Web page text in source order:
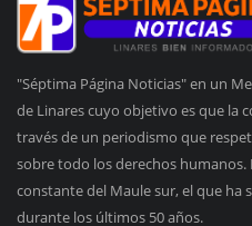
"Séptima Página Noticias" en un
de Linares cuyo objetivo es que la
través de un periodismo que
sobre todo los derechos
constante del Maule sur, el que ha
durante los últimos 50 años.